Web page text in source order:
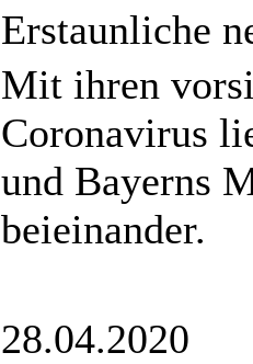
Erstaunliche
Mit ihren
Coronavirus
und Bayerns
beieinander.
28.04.2020